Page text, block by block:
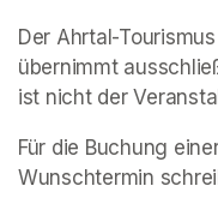
Der Ahrtal-
übernimmt
ist nicht der
Für die Buchung
Wunschtermin